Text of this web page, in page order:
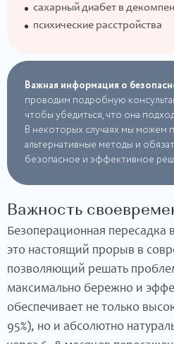
сахарный диабет в
психические расстройства
Важная информация о
проводим подробную
чтобы убедиться, что она
В некоторых случаях мы можем
альтернативные методы и
безопасное и эффективное
Важность
Безоперационная
это настоящий прорыв в
позволяющий решать
максимально бережно и
обеспечивает не только
95%), но и абсолютно